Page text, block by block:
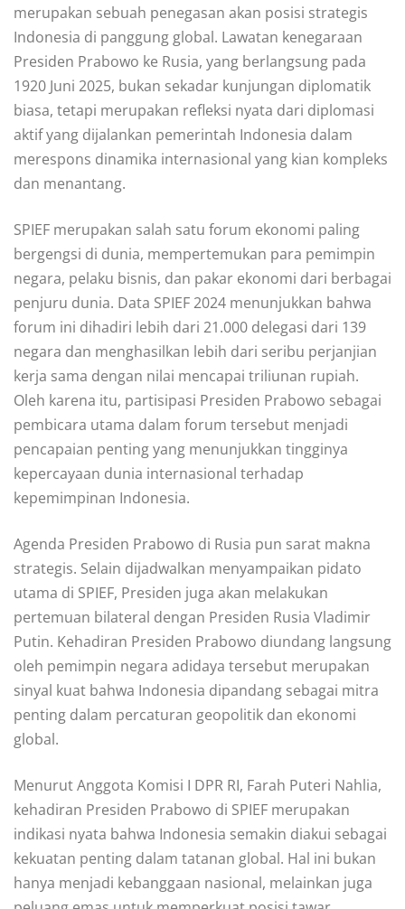
merupakan sebuah penegasan akan posisi strategis
Indonesia di panggung global. Lawatan kenegaraan
Presiden Prabowo ke Rusia, yang berlangsung pada
1920 Juni 2025, bukan sekadar kunjungan diplomatik
biasa, tetapi merupakan refleksi nyata dari diplomasi
aktif yang dijalankan pemerintah Indonesia dalam
merespons dinamika internasional yang kian kompleks
dan menantang.
SPIEF merupakan salah satu forum ekonomi paling
bergengsi di dunia, mempertemukan para pemimpin
negara, pelaku bisnis, dan pakar ekonomi dari berbagai
penjuru dunia. Data SPIEF 2024 menunjukkan bahwa
forum ini dihadiri lebih dari 21.000 delegasi dari 139
negara dan menghasilkan lebih dari seribu perjanjian
kerja sama dengan nilai mencapai triliunan rupiah.
Oleh karena itu, partisipasi Presiden Prabowo sebagai
pembicara utama dalam forum tersebut menjadi
pencapaian penting yang menunjukkan tingginya
kepercayaan dunia internasional terhadap
kepemimpinan Indonesia.
Agenda Presiden Prabowo di Rusia pun sarat makna
strategis. Selain dijadwalkan menyampaikan pidato
utama di SPIEF, Presiden juga akan melakukan
pertemuan bilateral dengan Presiden Rusia Vladimir
Putin. Kehadiran Presiden Prabowo diundang langsung
oleh pemimpin negara adidaya tersebut merupakan
sinyal kuat bahwa Indonesia dipandang sebagai mitra
penting dalam percaturan geopolitik dan ekonomi
global.
Menurut Anggota Komisi I DPR RI, Farah Puteri Nahlia,
kehadiran Presiden Prabowo di SPIEF merupakan
indikasi nyata bahwa Indonesia semakin diakui sebagai
kekuatan penting dalam tatanan global. Hal ini bukan
hanya menjadi kebanggaan nasional, melainkan juga